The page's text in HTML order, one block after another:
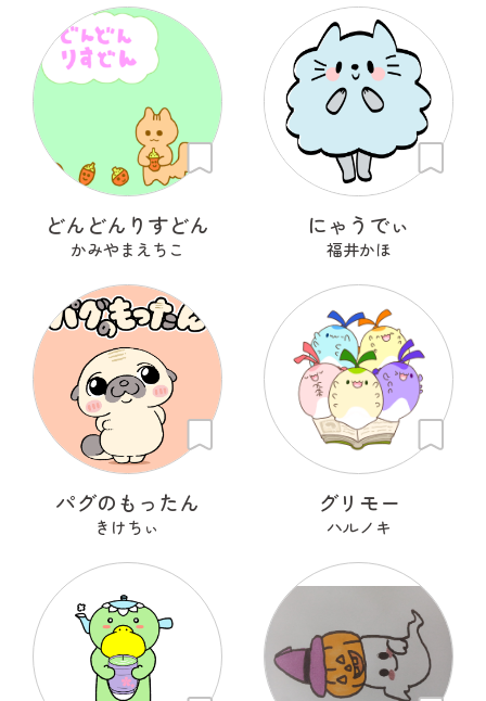
どんどんりすどん
かみやまえちこ
にゃうでぃ
福井かほ
パグのもったん
きけちぃ
グリモー
ハルノキ